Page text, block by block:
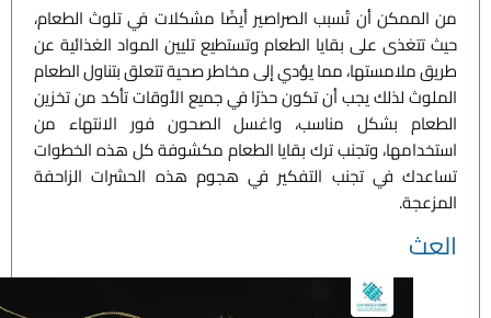
من الممكن أن تُسبب الصراصير أيضًا مشكلات في تلوث الطعام،
حيث تتغذى على بقايا الطعام وتستطيع تليين المواد الغذائية عن
طريق ملامستها، مما يؤدي إلى مخاطر صحية تتعلق بتناول الطعام
الملوث لذلك يجب أن تكون حذرًا في جميع الأوقات تأكد من تخزين
الطعام بشكل مناسب، واغسل الصحون فور الانتهاء من
استخدامها، وتجنب ترك بقايا الطعام مكشوفة كل هذه الخطوات
تساعدك في تجنب التفكير في هجوم هذه الحشرات الزاحفة
المزعجة.
العث